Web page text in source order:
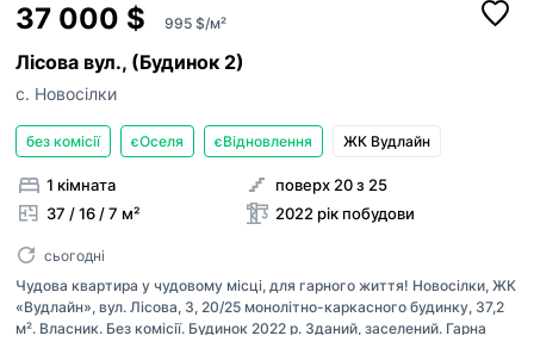
37 000 $ 995 $/м²
Лісова вул., (Будинок 2)
с. Новосілки
без комісії єОселя єВідновлення ЖК Вудлайн
1 кімната
37 / 16 / 7 м²
поверх 20 з 25
2022 рік побудови
сьогодні
Чудова квартира у чудовому місці, для гарного життя! Новосілки, ЖК
«Вудлайн», вул. Лісова, 3, 20/25 монолітно-каркасного будинку, 37,2
м². Власник. Без комісії. Будинок 2022 р. Зданий, заселений. Гарна